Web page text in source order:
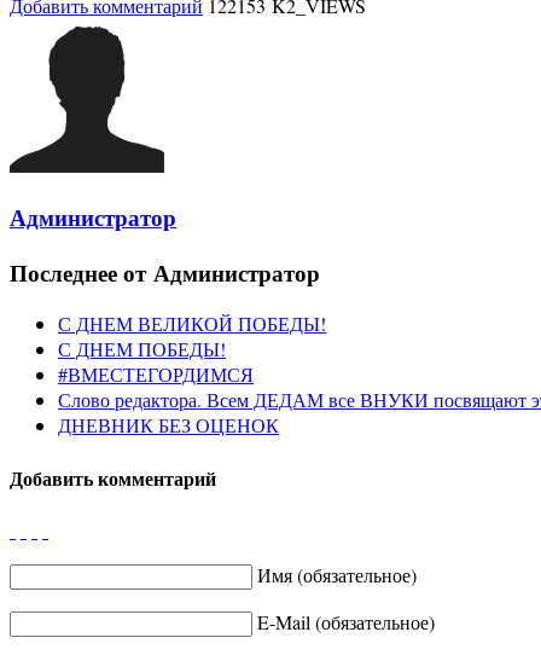
Добавить комментарий 122153 K2_VIEWS
Администратор
Последнее от Администратор
С ДНЕМ ВЕЛИКОЙ ПОБЕДЫ!
С ДНЕМ ПОБЕДЫ!
#ВМЕСТЕГОРДИМСЯ
Слово редактора. Всем ДЕДАМ все ВНУКИ посвящают
ДНЕВНИК БЕЗ ОЦЕНОК
Добавить комментарий
Имя (обязательное)
E-Mail (обязательное)